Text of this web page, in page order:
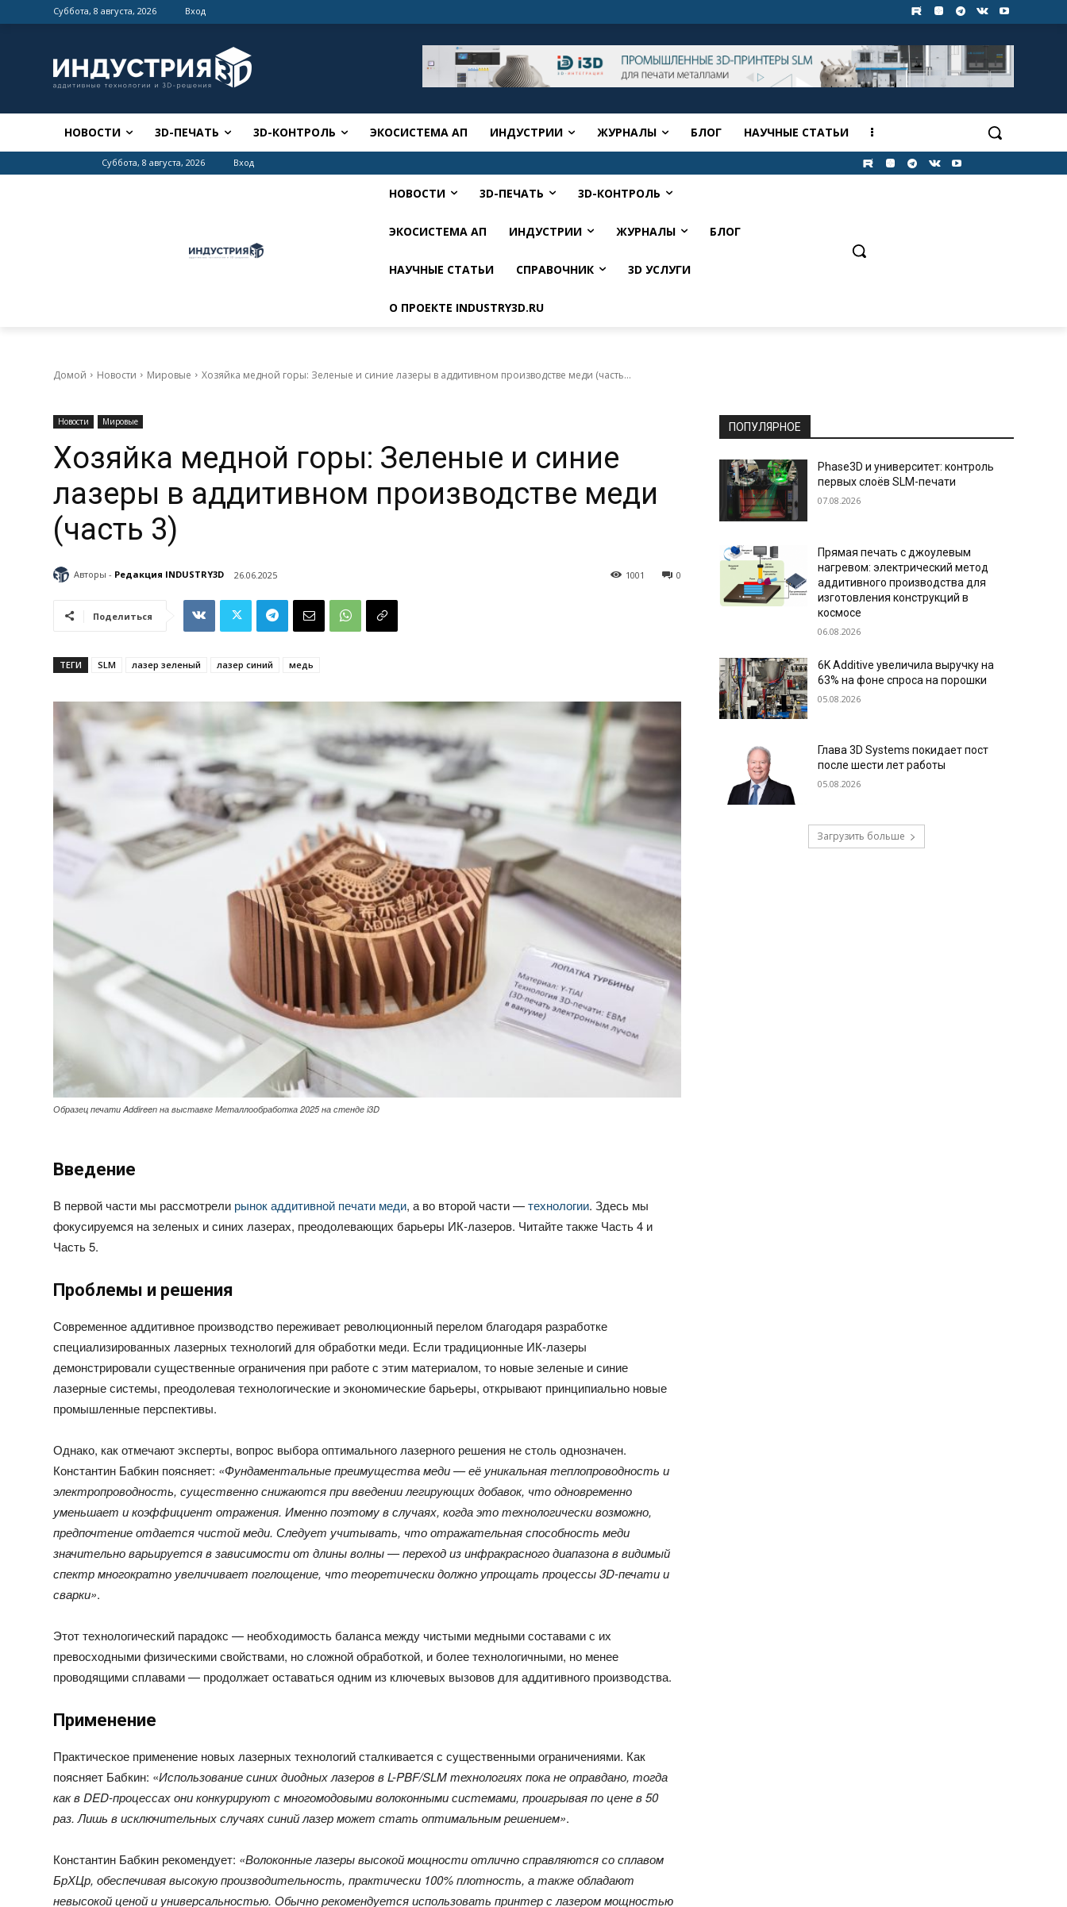
Суббота, 8 августа, 2026 Вход
НОВОСТИ 3D-ПЕЧАТЬ 3D-КОНТРОЛЬ ЭКОСИСТЕМА АП ИНДУСТРИИ ЖУРНАЛЫ БЛОГ НАУЧНЫЕ СТАТЬИ
Суббота, 8 августа, 2026 Вход
НОВОСТИ 3D-ПЕЧАТЬ 3D-КОНТРОЛЬ
ЭКОСИСТЕМА АП ИНДУСТРИИ ЖУРНАЛЫ БЛОГ
НАУЧНЫЕ СТАТЬИ СПРАВОЧНИК 3D УСЛУГИ
О ПРОЕКТЕ INDUSTRY3D.RU
Домой Новости Мировые Хозяйка медной горы: Зеленые и синие лазеры в аддитивном производстве меди (часть...
Новости Мировые
Хозяйка медной горы: Зеленые и синие
лазеры в аддитивном производстве меди
(часть 3)
Авторы - Редакция INDUSTRY3D 26.06.2025 0
1001
Поделиться
ТЕГИ SLM лазер зеленый лазер синий медь
Образец печати Addireen на выставке Металлообработка 2025 на стенде i3D
Введение
В первой части мы рассмотрели рынок аддитивной печати меди, а во второй части —технологии. Здесь мы
фокусируемся на зеленых и синих лазерах, преодолевающих барьеры ИК-лазеров. Читайте также Часть 4 и
Часть 5.
Проблемы и решения
Современное аддитивное производство переживает революционный перелом благодаря разработке
специализированных лазерных технологий для обработки меди. Если традиционные ИК-лазеры
демонстрировали существенные ограничения при работе с этим материалом, то новые зеленые и синие
лазерные системы, преодолевая технологические и экономические барьеры, открывают принципиально новые
промышленные перспективы.
Однако, как отмечают эксперты, вопрос выбора оптимального лазерного решения не столь однозначен.
Константин Бабкин поясняет: «Фундаментальные преимущества меди — её уникальная теплопроводность и
электропроводность, существенно снижаются при введении легирующих добавок, что одновременно
уменьшает и коэффициент отражения. Именно поэтому в случаях, когда это технологически возможно,
предпочтение отдается чистой меди. Следует учитывать, что отражательная способность меди
значительно варьируется в зависимости от длины волны — переход из инфракрасного диапазона в видимый
спектр многократно увеличивает поглощение, что теоретически должно упрощать процессы 3D-печати и
сварки».
Этот технологический парадокс — необходимость баланса между чистыми медными составами с их
превосходными физическими свойствами, но сложной обработкой, и более технологичными, но менее
проводящими сплавами — продолжает оставаться одним из ключевых вызовов для аддитивного производства.
Применение
Практическое применение новых лазерных технологий сталкивается с существенными ограничениями. Как
поясняет Бабкин: «Использование синих диодных лазеров в L-PBF/SLM технологиях пока не оправдано, тогда
как в DED-процессах они конкурируют с многомодовыми волоконными системами, проигрывая по цене в 50
раз. Лишь в исключительных случаях синий лазер может стать оптимальным решением».
Константин Бабкин рекомендует: «Волоконные лазеры высокой мощности отлично справляются со сплавом
БрХЦр, обеспечивая высокую производительность, практически 100% плотность, а также обладают
невысокой ценой и универсальностью. Обычно рекомендуется использовать принтер с лазером мощностью
ПОПУЛЯРНОЕ
Phase3D и университет: контроль
первых слоёв SLM-печати
07.08.2026
Прямая печать с джоулевым
нагревом: электрический метод
аддитивного производства для
изготовления конструкций в
космосе
06.08.2026
6K Additive увеличила выручку на
63% на фоне спроса на порошки
05.08.2026
Глава 3D Systems покидает пост
после шести лет работы
05.08.2026
Загрузить больше